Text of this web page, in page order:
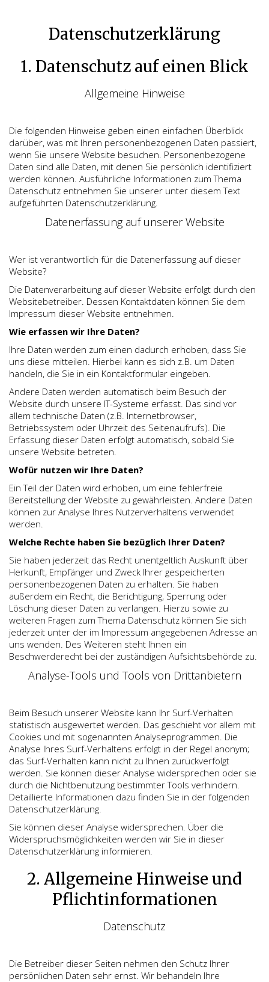
Datenschutzerklärung
1. Datenschutz auf einen Blick
Allgemeine Hinweise
Die folgenden Hinweise geben einen einfachen Überblick
darüber, was mit Ihren personenbezogenen Daten passiert,
wenn Sie unsere Website besuchen. Personenbezogene
Daten sind alle Daten, mit denen Sie persönlich identifiziert
werden können. Ausführliche Informationen zum Thema
Datenschutz entnehmen Sie unserer unter diesem Text
aufgeführten Datenschutzerklärung.
Datenerfassung auf unserer Website
Wer ist verantwortlich für die Datenerfassung auf dieser
Website?
Die Datenverarbeitung auf dieser Website erfolgt durch den
Websitebetreiber. Dessen Kontaktdaten können Sie dem
Impressum dieser Website entnehmen.
Wie erfassen wir Ihre Daten?
Ihre Daten werden zum einen dadurch erhoben, dass Sie
uns diese mitteilen. Hierbei kann es sich z.B. um Daten
handeln, die Sie in ein Kontaktformular eingeben.
Andere Daten werden automatisch beim Besuch der
Website durch unsere IT-Systeme erfasst. Das sind vor
allem technische Daten (z.B. Internetbrowser,
Betriebssystem oder Uhrzeit des Seitenaufrufs). Die
Erfassung dieser Daten erfolgt automatisch, sobald Sie
unsere Website betreten.
Wofür nutzen wir Ihre Daten?
Ein Teil der Daten wird erhoben, um eine fehlerfreie
Bereitstellung der Website zu gewährleisten. Andere Daten
können zur Analyse Ihres Nutzerverhaltens verwendet
werden.
Welche Rechte haben Sie bezüglich Ihrer Daten?
Sie haben jederzeit das Recht unentgeltlich Auskunft über
Herkunft, Empfänger und Zweck Ihrer gespeicherten
personenbezogenen Daten zu erhalten. Sie haben
außerdem ein Recht, die Berichtigung, Sperrung oder
Löschung dieser Daten zu verlangen. Hierzu sowie zu
weiteren Fragen zum Thema Datenschutz können Sie sich
jederzeit unter der im Impressum angegebenen Adresse an
uns wenden. Des Weiteren steht Ihnen ein
Beschwerderecht bei der zuständigen Aufsichtsbehörde zu.
Analyse-Tools und Tools von Drittanbietern
Beim Besuch unserer Website kann Ihr Surf-Verhalten
statistisch ausgewertet werden. Das geschieht vor allem mit
Cookies und mit sogenannten Analyseprogrammen. Die
Analyse Ihres Surf-Verhaltens erfolgt in der Regel anonym;
das Surf-Verhalten kann nicht zu Ihnen zurückverfolgt
werden. Sie können dieser Analyse widersprechen oder sie
durch die Nichtbenutzung bestimmter Tools verhindern.
Detaillierte Informationen dazu finden Sie in der folgenden
Datenschutzerklärung.
Sie können dieser Analyse widersprechen. Über die
Widerspruchsmöglichkeiten werden wir Sie in dieser
Datenschutzerklärung informieren.
2. Allgemeine Hinweise und
Pflichtinformationen
Datenschutz
Die Betreiber dieser Seiten nehmen den Schutz Ihrer
persönlichen Daten sehr ernst. Wir behandeln Ihre